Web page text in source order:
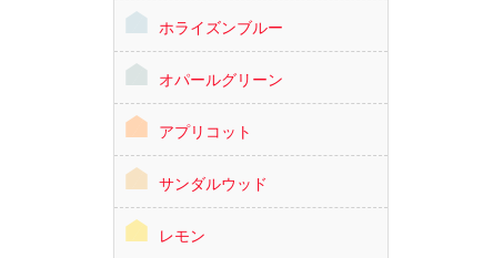
ホライズンブルー
オパールグリーン
アプリコット
サンダルウッド
レモン